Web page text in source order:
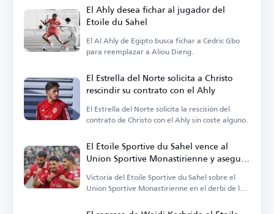
El Ahly desea fichar al jugador del
Étoile du Sahel
El Al Ahly de Egipto busca fichar a Cédric Gbo
para reemplazar a Aliou Dieng.
El Estrella del Norte solicita a Christo
rescindir su contrato con el Ahly
El Estrella del Norte solicita la rescisión del
contrato de Christo con el Ahly sin coste alguno.
El Étoile Sportive du Sahel vence al
Union Sportive Monastirienne y asegura
el derbi de la costa
Victoria del Étoile Sportive du Sahel sobre el
Union Sportive Monastirienne en el derbi de la